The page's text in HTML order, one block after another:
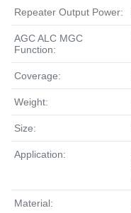
Repeater Output Power:
AGC ALC MGC
Function:
Coverage:
Weight:
Size:
Application:
Material: